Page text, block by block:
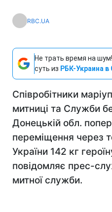
RBC.UA
Не трать время на
суть из РБК-Украина в
Співробітники
митниці та Служби
Донецькій обл.
переміщення через
України 142 кг
повідомляє прес-
митної служби.